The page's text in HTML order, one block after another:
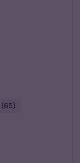
65